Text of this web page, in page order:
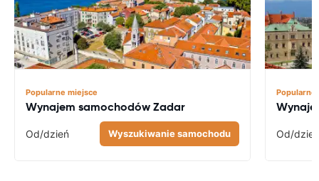
Popularne miejsce
Wynajem samochodów Zadar
Od/dzień Wyszukiwanie samochodu
Popularne
Od/